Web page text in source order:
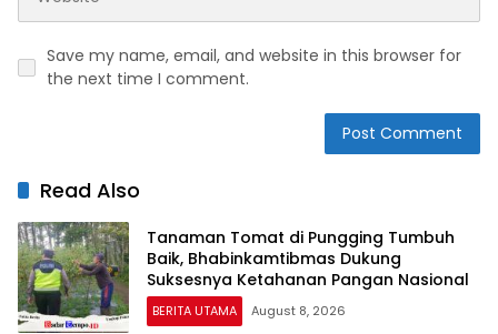
Save my name, email, and website in this browser for
the next time I comment.
Read Also
Tanaman Tomat di Pungging Tumbuh
Baik, Bhabinkamtibmas Dukung
Suksesnya Ketahanan Pangan Nasional
BERITA UTAMA August 8, 2026